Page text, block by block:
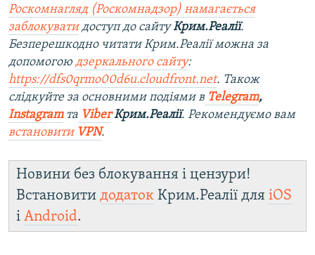
Роскомнагляд (Роскомнадзор) намагається
заблокуватидоступ до сайтуКрим.Реалії.
Безперешкодно читати Крим.Реалії можна за
допомогою дзеркального сайту:
https://dfs0qrmo00d6u.cloudfront.net. Також
слідкуйте за основними подіями в Telegram,
Instagramта ViberКрим.Реалії. Рекомендуємо вам
встановити VPN.
Новини без блокування і цензури!
Встановити додаток Крим.Реалії для iOS
і Android.